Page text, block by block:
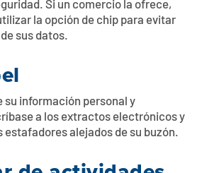
Si un comercio la ofrece,
la opción de chip para evitar
sus datos.
su información personal y
a los extractos electrónicos y
estafadores alejados de su buzón.